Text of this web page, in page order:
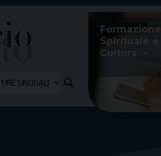
SINODALI
Formazione
Spirituale e
Cultura